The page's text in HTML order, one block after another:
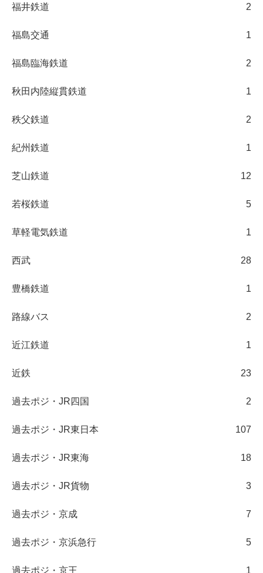
福井鉄道 2
福島交通 1
福島臨海鉄道 2
秋田内陸縦貫鉄道 1
秩父鉄道 2
紀州鉄道 1
芝山鉄道 12
若桜鉄道 5
草軽電気鉄道 1
西武 28
豊橋鉄道 1
路線バス 2
近江鉄道 1
近鉄 23
過去ポジ・JR四国 2
過去ポジ・JR東日本 107
過去ポジ・JR東海 18
過去ポジ・JR貨物 3
過去ポジ・京成 7
過去ポジ・京浜急行 5
過去ポジ・京王 1